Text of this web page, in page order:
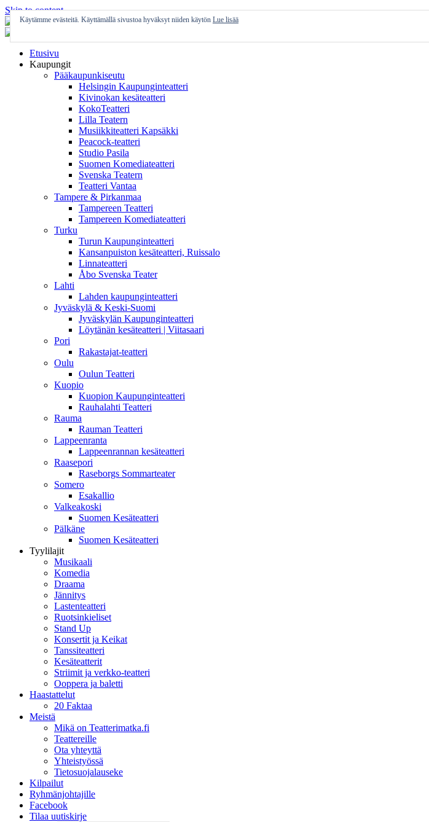
Skip to content
Etusivu
Kaupungit
Pääkaupunkiseutu
Helsingin Kaupunginteatteri
Kivinokan kesäteatteri
KokoTeatteri
Lilla Teatern
Musiikkiteatteri Kapsäkki
Peacock-teatteri
Studio Pasila
Suomen Komediateatteri
Svenska Teatern
Teatteri Vantaa
Tampere & Pirkanmaa
Tampereen Teatteri
Tampereen Komediateatteri
Turku
Turun Kaupunginteatteri
Kansanpuiston kesäteatteri, Ruissalo
Linnateatteri
Åbo Svenska Teater
Lahti
Lahden kaupunginteatteri
Jyväskylä & Keski-Suomi
Jyväskylän Kaupunginteatteri
Löytänän kesäteatteri | Viitasaari
Pori
Rakastajat-teatteri
Oulu
Oulun Teatteri
Kuopio
Kuopion Kaupunginteatteri
Rauhalahti Teatteri
Rauma
Rauman Teatteri
Lappeenranta
Lappeenrannan kesäteatteri
Raasepori
Raseborgs Sommarteater
Somero
Esakallio
Valkeakoski
Suomen Kesäteatteri
Pälkäne
Suomen Kesäteatteri
Tyylilajit
Musikaali
Komedia
Draama
Jännitys
Lastenteatteri
Ruotsinkieliset
Stand Up
Konsertit ja Keikat
Tanssiteatteri
Kesäteatterit
Striimit ja verkko-teatteri
Ooppera ja baletti
Haastattelut
20 Faktaa
Meistä
Mikä on Teatterimatka.fi
Teattereille
Ota yhteyttä
Yhteistyössä
Tietosuojalauseke
Kilpailut
Ryhmänjohtajille
Facebook
Tilaa uutiskirje
Käytämme evästeitä. Käyttämällä sivustoa hyväksyt niiden käytön Lue lisää